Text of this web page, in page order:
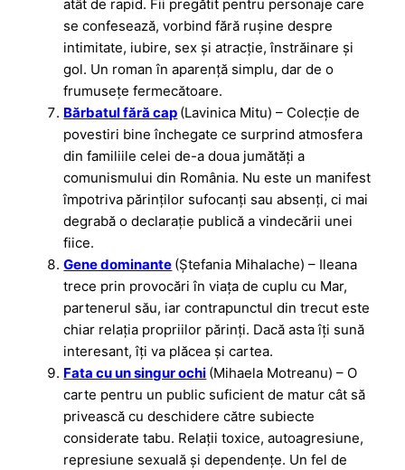
atât de rapid. Fii pregătit pentru personaje care
se confesează, vorbind fără rușine despre
intimitate, iubire, sex și atracție, înstrăinare și
gol. Un roman în aparență simplu, dar de o
frumusețe fermecătoare.
Bărbatul fără cap (Lavinica Mitu) – Colecție de
povestiri bine închegate ce surprind atmosfera
din familiile celei de-a doua jumătăți a
comunismului din România. Nu este un manifest
împotriva părinților sufocanți sau absenți, ci mai
degrabă o declarație publică a vindecării unei
fiice.
Gene dominante (Ștefania Mihalache) – Ileana
trece prin provocări în viața de cuplu cu Mar,
partenerul său, iar contrapunctul din trecut este
chiar relația propriilor părinți. Dacă asta îți sună
interesant, îți va plăcea și cartea.
Fata cu un singur ochi (Mihaela Motreanu) – O
carte pentru un public suficient de matur cât să
privească cu deschidere către subiecte
considerate tabu. Relații toxice, autoagresiune,
represiune sexuală și dependențe. Un fel de